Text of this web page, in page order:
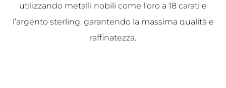
utilizzando metalli nobili come l’oro a 18 carati e
l’argento sterling, garantendo la massima qualità e
raffinatezza.